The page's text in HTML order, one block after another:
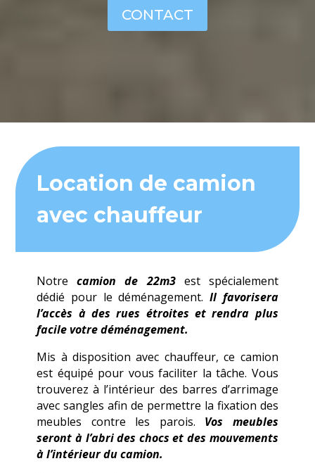
CONTACT
Location de camion
avec chauffeur
Notrecamion de 22m3est spécialement
dédié pour le déménagement. Il favorisera
l’accès à des rues étroites et rendra plus
facile votre déménagement.
Mis à disposition avec chauffeur, ce camion
est équipé pour vous faciliter la tâche. Vous
trouverez à l’intérieur des barres d’arrimage
avec sangles afin de permettre la fixation des
meubles contre les parois. Vos meubles
seront à l’abri des chocs et des mouvements
à l’intérieur du camion.